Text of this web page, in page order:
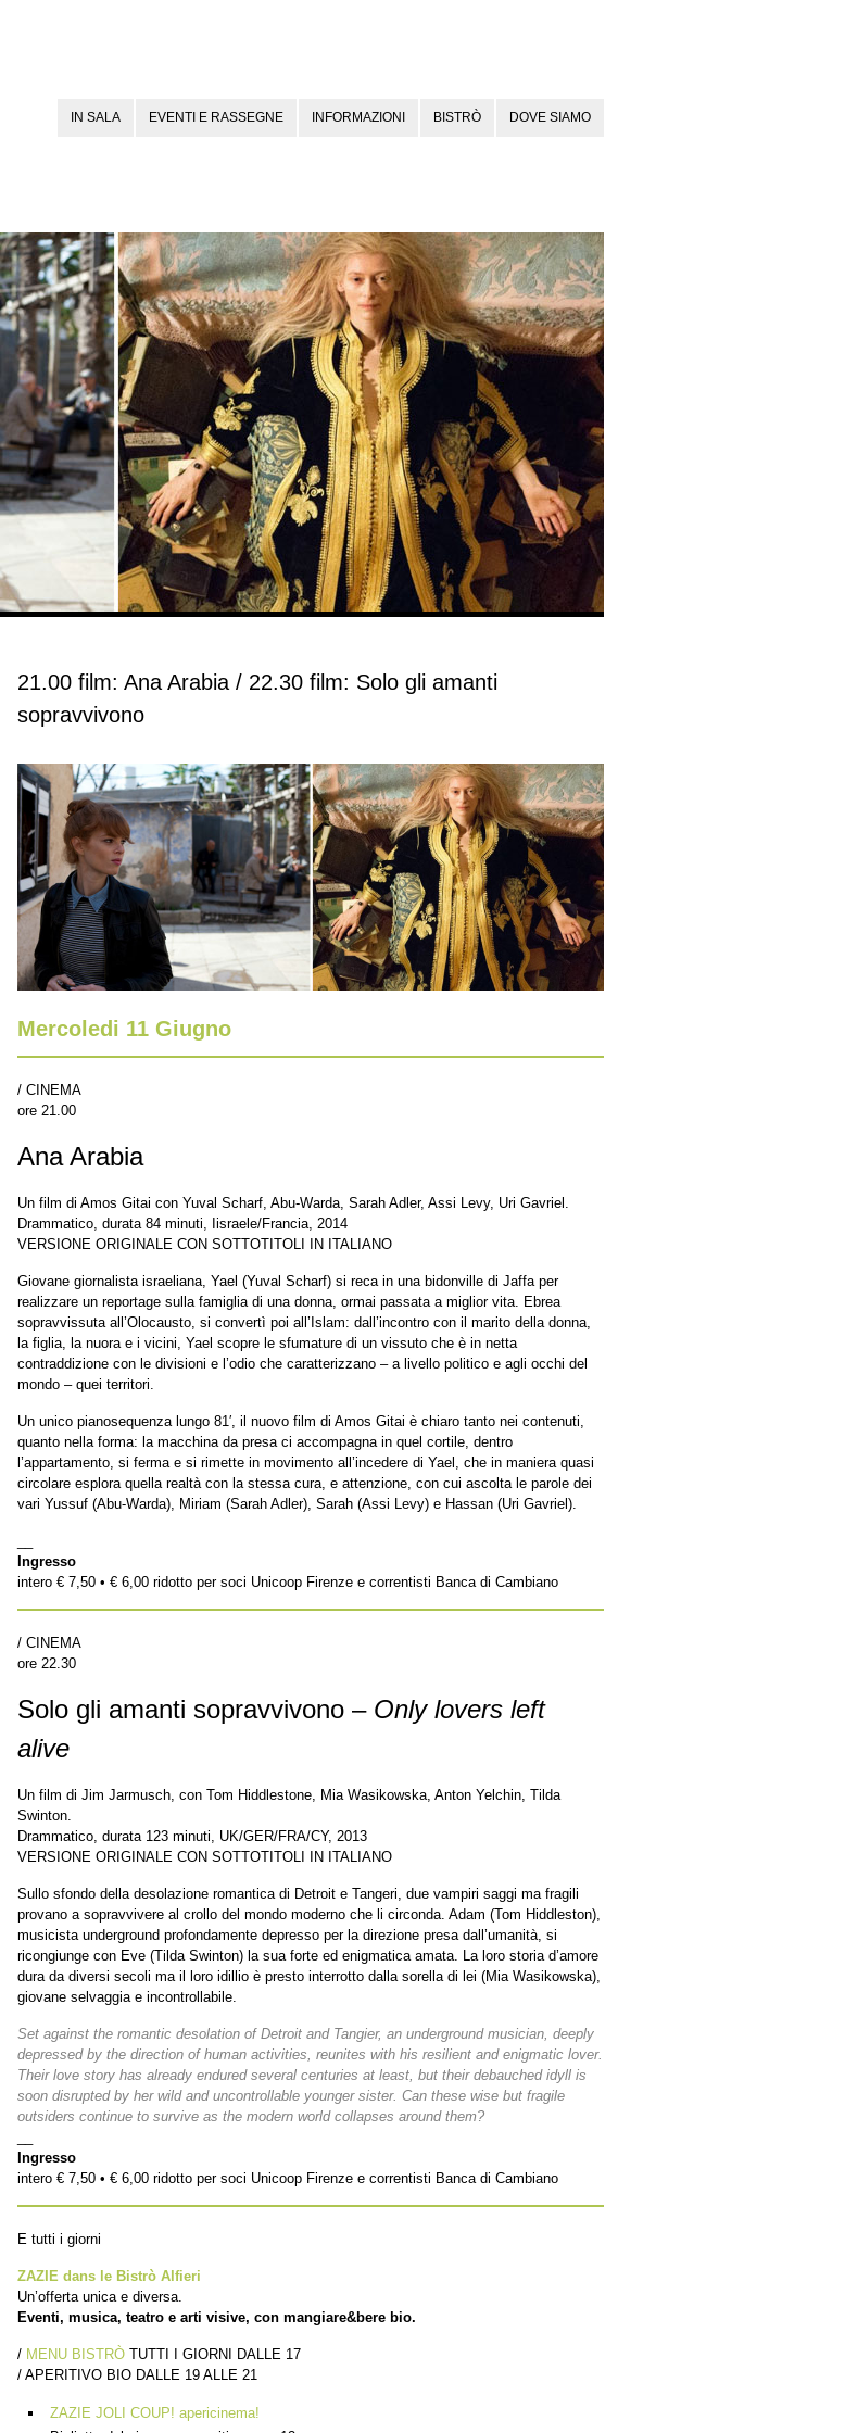
IN SALA EVENTI E RASSEGNE INFORMAZIONI BISTRÒ DOVE SIAMO
21.00 film: Ana Arabia / 22.30 film: Solo gli amanti
sopravvivono
Mercoledi 11 Giugno
/ CINEMA
ore 21.00
Ana Arabia
Un film di Amos Gitai con Yuval Scharf, Abu-Warda, Sarah Adler, Assi Levy, Uri Gavriel.
Drammatico, durata 84 minuti, Iisraele/Francia, 2014
VERSIONE ORIGINALE CON SOTTOTITOLI IN ITALIANO
Giovane giornalista israeliana, Yael (Yuval Scharf) si reca in una bidonville di Jaffa per
realizzare un reportage sulla famiglia di una donna, ormai passata a miglior vita. Ebrea
sopravvissuta all’Olocausto, si convertì poi all’Islam: dall’incontro con il marito della donna,
la figlia, la nuora e i vicini, Yael scopre le sfumature di un vissuto che è in netta
contraddizione con le divisioni e l’odio che caratterizzano – a livello politico e agli occhi del
mondo – quei territori.
Un unico pianosequenza lungo 81′, il nuovo film di Amos Gitai è chiaro tanto nei contenuti,
quanto nella forma: la macchina da presa ci accompagna in quel cortile, dentro
l’appartamento, si ferma e si rimette in movimento all’incedere di Yael, che in maniera quasi
circolare esplora quella realtà con la stessa cura, e attenzione, con cui ascolta le parole dei
vari Yussuf (Abu-Warda), Miriam (Sarah Adler), Sarah (Assi Levy) e Hassan (Uri Gavriel).
Ingresso
intero € 7,50 • € 6,00 ridotto per soci Unicoop Firenze e correntisti Banca di Cambiano
/ CINEMA
ore 22.30
Solo gli amanti sopravvivono – Only lovers left
alive
Un film di Jim Jarmusch, con Tom Hiddlestone, Mia Wasikowska, Anton Yelchin, Tilda
Swinton.
Drammatico, durata 123 minuti, UK/GER/FRA/CY, 2013
VERSIONE ORIGINALE CON SOTTOTITOLI IN ITALIANO
Sullo sfondo della desolazione romantica di Detroit e Tangeri, due vampiri saggi ma fragili
provano a sopravvivere al crollo del mondo moderno che li circonda. Adam (Tom Hiddleston),
musicista underground profondamente depresso per la direzione presa dall’umanità, si
ricongiunge con Eve (Tilda Swinton) la sua forte ed enigmatica amata. La loro storia d’amore
dura da diversi secoli ma il loro idillio è presto interrotto dalla sorella di lei (Mia Wasikowska),
giovane selvaggia e incontrollabile.
Set against the romantic desolation of Detroit and Tangier, an underground musician, deeply
depressed by the direction of human activities, reunites with his resilient and enigmatic lover.
Their love story has already endured several centuries at least, but their debauched idyll is
soon disrupted by her wild and uncontrollable younger sister. Can these wise but fragile
outsiders continue to survive as the modern world collapses around them?
Ingresso
intero € 7,50 • € 6,00 ridotto per soci Unicoop Firenze e correntisti Banca di Cambiano
E tutti i giorni
ZAZIE dans le Bistrò Alfieri
Un’offerta unica e diversa.
Eventi, musica, teatro e arti visive, con mangiare&bere bio.
/ MENU BISTRÒ TUTTI I GIORNI DALLE 17
/ APERITIVO BIO DALLE 19 ALLE 21
ZAZIE JOLI COUP! apericinema!